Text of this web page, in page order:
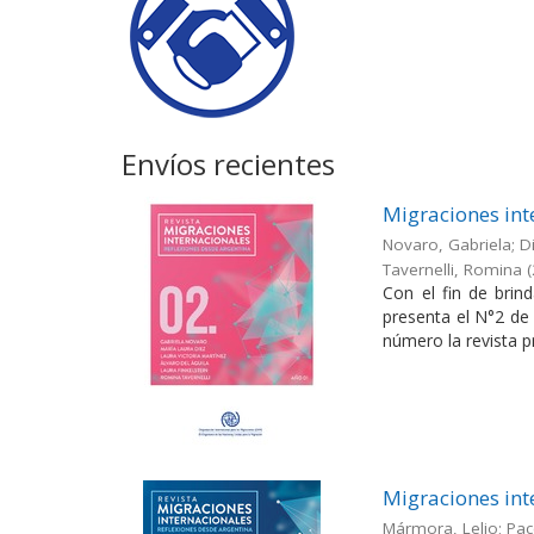
Envíos recientes
Migraciones
Novaro, Gabriela;
Tavernelli, Romina (
Con el fin de
presenta el N°2
número la revista
Migraciones
Mármora, Lelio;